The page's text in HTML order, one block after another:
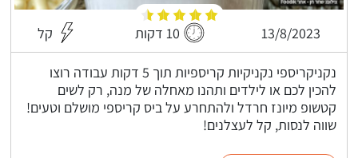
13/8/2023 10 דקות קל
נקניקריספי נקניקיות קריספיות תוך 5 דקות עבודה רוצו
להכין לכם או לילדים ותהנו מאחלה של מנה, רק לשים
קטשופ מיונז חרדל ולהתחרע על ביס קריספי מושלם וטעים!
שווה לנסות, קל לעצלנים!